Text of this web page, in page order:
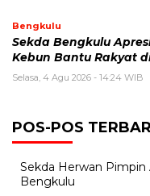
Bengkulu
Sekda Bengkulu
Kebun Bantu Rakyat
Selasa, 4 Agu 2026 - 14:24 WIB
POS-POS
Sekda Herwan
Bengkulu